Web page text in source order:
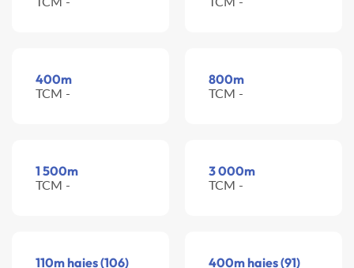
400m
TCM -
800m
TCM -
1 500m
TCM -
3 000m
TCM -
110m haies (106) 400m haies (91)